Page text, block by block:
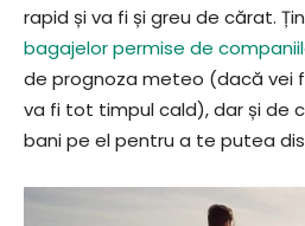
rapid și va fi și greu de cărat.
bagajelor permise de
de prognoza meteo (dacă vei
va fi tot timpul cald), dar și de
bani pe el pentru a te putea